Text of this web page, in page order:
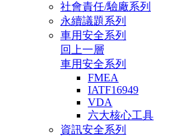
社會責任/驗廠系列
永續議題系列
車用安全系列
回上一層
車用安全系列
FMEA
IATF16949
VDA
六大核心工具
資訊安全系列